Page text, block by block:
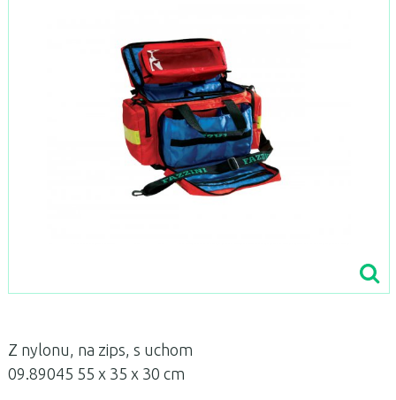
Z nylonu, na zips, s uchom
09.89045 55 x 35 x 30 cm